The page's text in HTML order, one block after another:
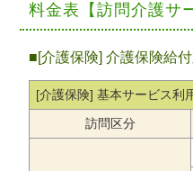
料金表【訪問介護サ
■[介護保険]介護保険給
[介護保険] 基本サービス利
訪問区分